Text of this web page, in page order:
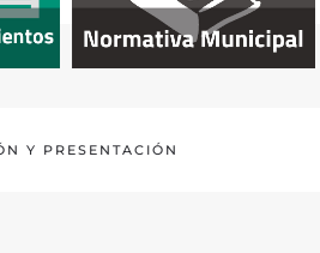
Y PRESENTACIÓN